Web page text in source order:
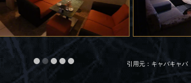
引用元：キャバキャバ